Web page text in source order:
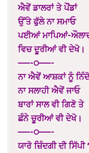
ਐਵੇਂ ਡਾਲਰਾਂ ਤੇ ਪੌਂਡਾਂ
ਉੱਤੇ ਫੁੱਲੇ ਨਾ ਸਮਾਓ
ਪਈਆਂ ਮਾਪਿਆਂ-
ਵਿਚ ਦੂਰੀਆਂ ਵੀ ਦੇਖੋ।
——-੦——-
ਨਾ ਐਵੇਂ ਆਸ਼ਕਾਂ ਨੂੰ
ਨਾ ਸਲਾਹੀ ਐਵੇਂ ਜਾਓ
ਬਾਰਾਂ ਸਾਲ ਵੀ ਗਿਣੋ ਤੇ
ਛੰਨੇ ਚੂਰੀਆਂ ਵੀ ਦੇਖੋ।
——-੦——-
ਯਾਰੋ ਜ਼ਿੰਦਗੀ ਦੀ ਸਿੱਪੀ